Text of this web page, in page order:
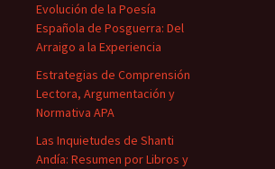
Evolución de la Poesía
Española de Posguerra: Del
Arraigo a la Experiencia
Estrategias de Comprensión
Lectora, Argumentación y
Normativa APA
Las Inquietudes de Shanti
Andía: Resumen por Libros y